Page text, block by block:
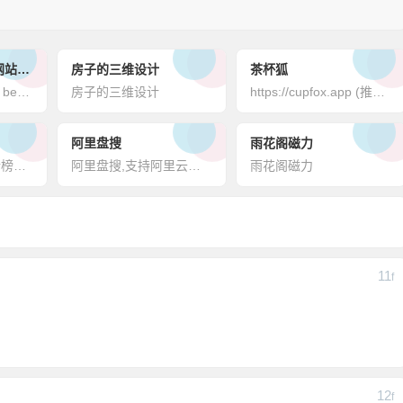
世界上最好的壁纸网站-wallhaven
房子的三维设计
房子的三维设计
茶杯狐
阿里盘搜
阿里盘搜,支持阿里云盘搜索,可快速搜索阿里云盘资源中的有效连接,每天更新海量资源阿里云盘搜索引擎
雨花阁磁力
雨花阁磁力
11 F
12F